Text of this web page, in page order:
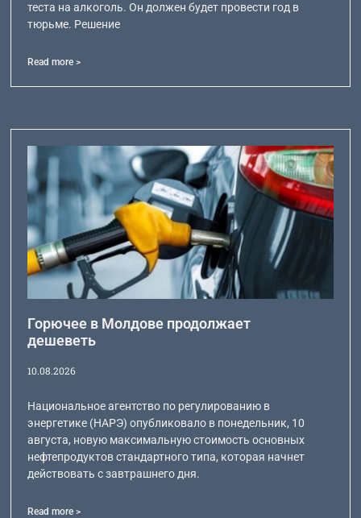
теста на алкоголь. Он должен будет провести год в
тюрьме. Решение
Read more >
Горючее в Молдове продолжает
дешеветь
10.08.2026
Национальное агентство по регулированию в
энергетике (НАРЭ) опубликовало в понедельник, 10
августа, новую максимальную стоимость основных
нефтепродуктов стандартного типа, которая начнет
действовать с завтрашнего дня.
Read more >